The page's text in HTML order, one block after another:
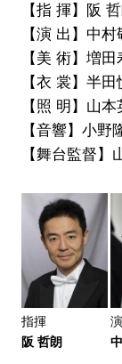
【指 揮】阪
【演 出】中村
【美 術】増田
【衣 裳】半田
【照 明】山本
【音響】小野
【舞台監督】
指揮
阪 哲朗